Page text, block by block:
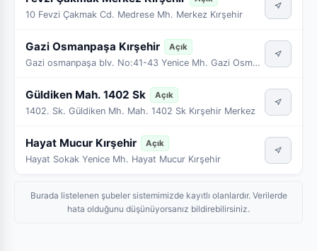
10 Fevzi Çakmak Cd. Medrese Mh. Merkez Kırşehir
Gazi Osmanpaşa Kırşehir Açık
Gazi osmanpaşa blv. No:41-43 Yenice Mh. Gazi Osmanpaşa Kırşehir Merkez
Güldiken Mah. 1402 Sk Açık
1402. Sk. Güldiken Mh. Mah. 1402 Sk Kırşehir Merkez
Hayat Mucur Kırşehir Açık
Hayat Sokak Yenice Mh. Hayat Mucur Kırşehir
Burada listelenen şubeler sistemimizde kayıtlı olanlardır. Verilerde
hata olduğunu düşünüyorsanız bildirebilirsiniz.